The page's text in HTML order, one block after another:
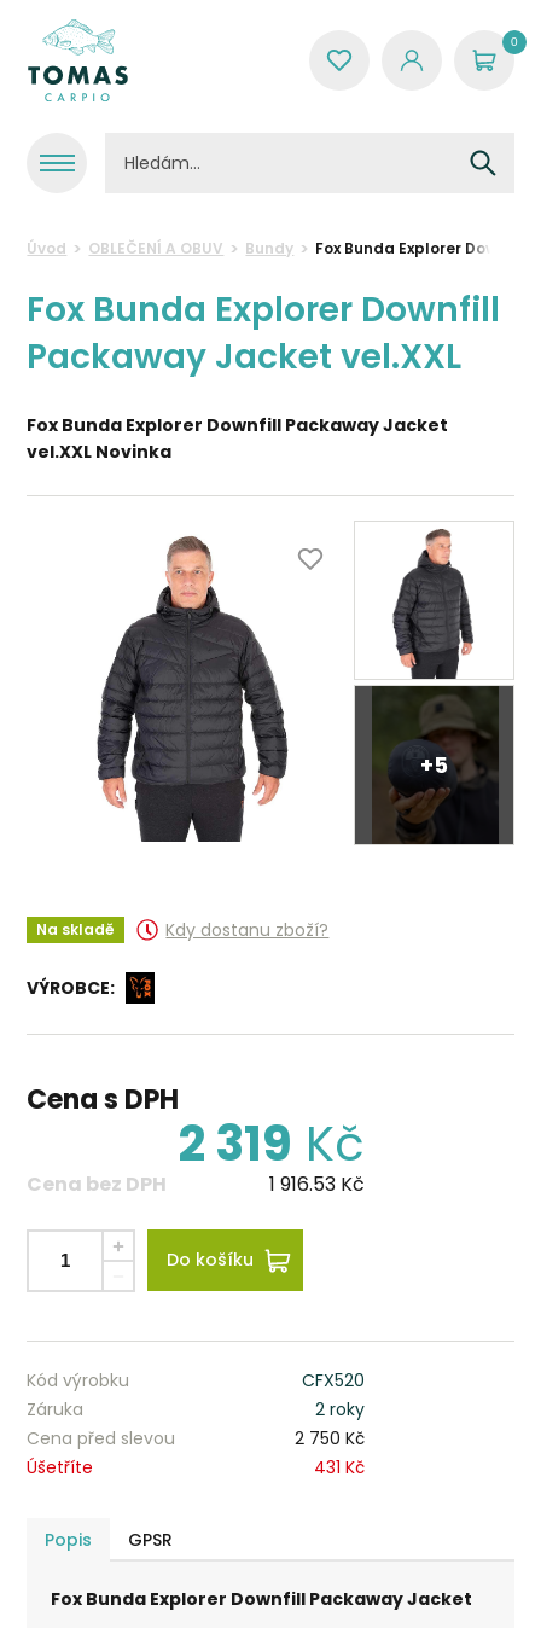
0
Úvod OBLEČENÍ A OBUV Bundy Fox Bunda Explorer
Fox Bunda Explorer Downfill
Packaway Jacket vel.XXL
Fox Bunda Explorer Downfill Packaway Jacket
vel.XXL Novinka
+5
Na skladě Kdy dostanu zboží?
VÝROBCE:
Cena s DPH
2 319 Kč
Cena bez DPH 1 916.53 Kč
Do košíku
Kód výrobku
CFX520
Záruka
2 roky
Cena před slevou
2 750 Kč
Úšetříte
431 Kč
Popis GPSR
Fox Bunda Explorer Downfill Packaway Jacket